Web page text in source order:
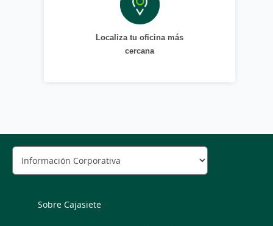
Localiza tu oficina más
cercana
Sobre Cajasiete